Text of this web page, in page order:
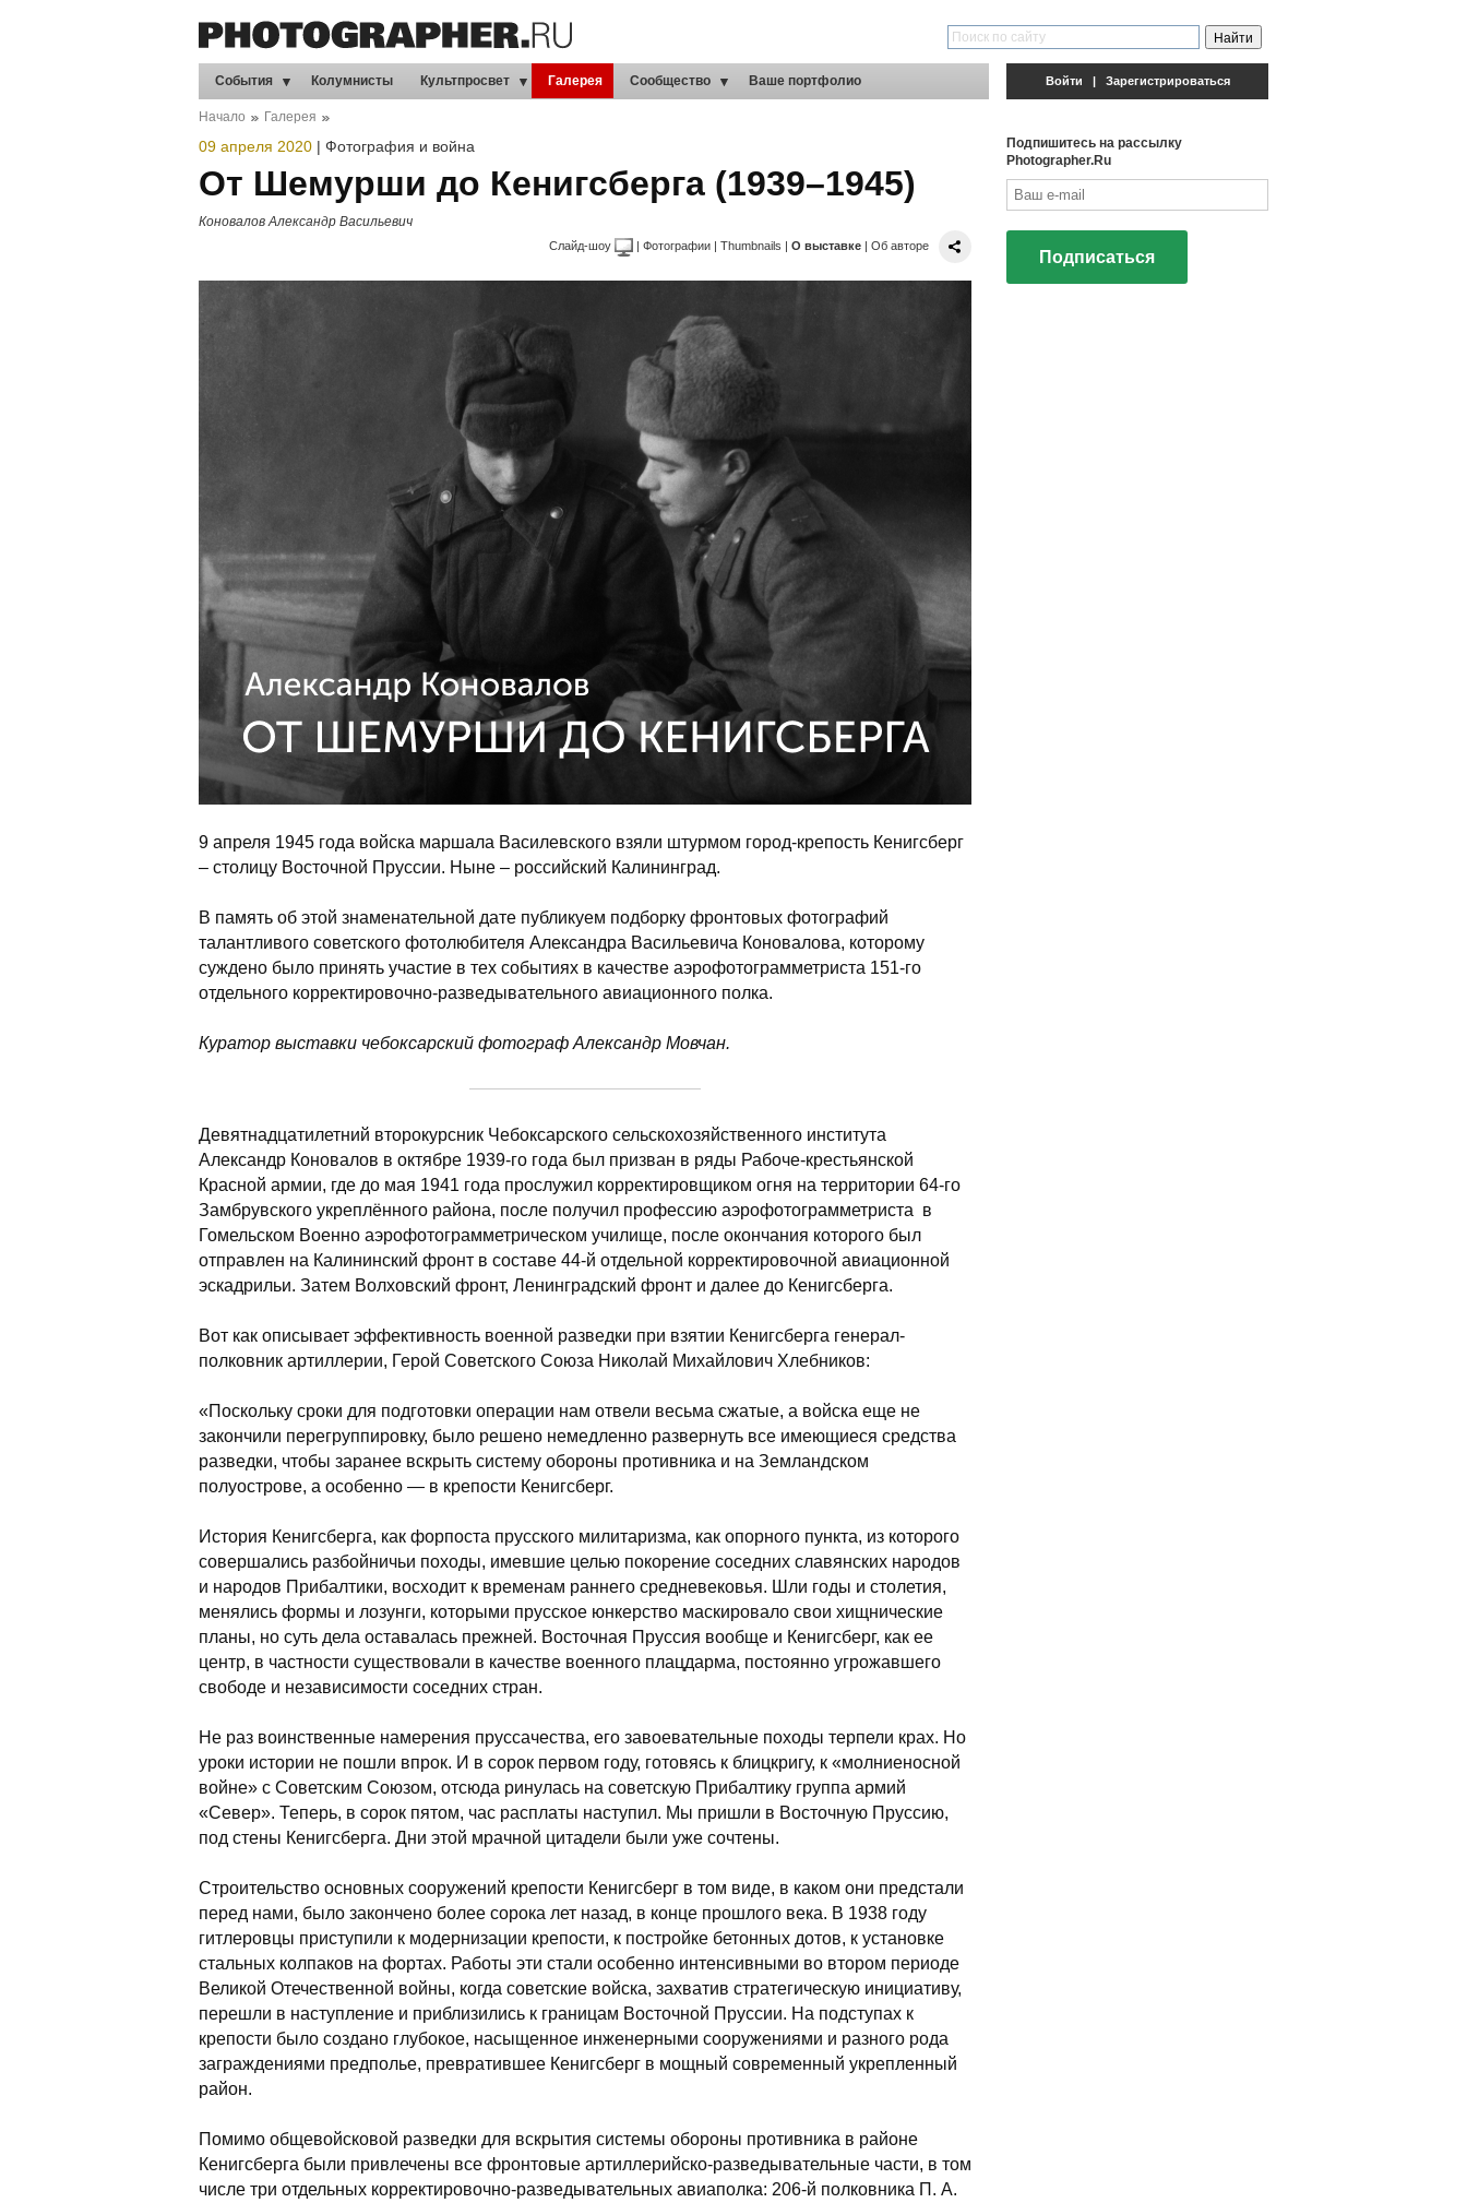
События Колумнисты Культпросвет Галерея Сообщество Ваше портфолио
Начало Галерея
09 апреля 2020 | Фотография и война
От Шемурши до Кенигсберга (1939–1945)
Коновалов Александр Васильевич
Слайд-шоу | Фотографии | Thumbnails | О выставке | Об авторе
9 апреля 1945 года войска маршала Василевского взяли штурмом город-крепость Кенигсберг
– столицу Восточной Пруссии. Ныне – российский Калининград.
В память об этой знаменательной дате публикуем подборку фронтовых фотографий
талантливого советского фотолюбителя Александра Васильевича Коновалова, которому
суждено было принять участие в тех событиях в качестве аэрофотограмметриста 151-го
отдельного корректировочно-разведывательного авиационного полка.
Куратор выставки чебоксарский фотограф Александр Мовчан.
Девятнадцатилетний второкурсник Чебоксарского сельскохозяйственного института
Александр Коновалов в октябре 1939-го года был призван в ряды Рабоче-крестьянской
Красной армии, где до мая 1941 года прослужил корректировщиком огня на территории 64-го
Замбрувского укреплённого района, после получил профессию аэрофотограмметриста в
Гомельском Военно аэрофотограмметрическом училище, после окончания которого был
отправлен на Калининский фронт в составе 44-й отдельной корректировочной авиационной
эскадрильи. Затем Волховский фронт, Ленинградский фронт и далее до Кенигсберга.
Вот как описывает эффективность военной разведки при взятии Кенигсберга генерал-
полковник артиллерии, Герой Советского Союза Николай Михайлович Хлебников:
«Поскольку сроки для подготовки операции нам отвели весьма сжатые, а войска еще не
закончили перегруппировку, было решено немедленно развернуть все имеющиеся средства
разведки, чтобы заранее вскрыть систему обороны противника и на Земландском
полуострове, а особенно — в крепости Кенигсберг.
История Кенигсберга, как форпоста прусского милитаризма, как опорного пункта, из которого
совершались разбойничьи походы, имевшие целью покорение соседних славянских народов
и народов Прибалтики, восходит к временам раннего средневековья. Шли годы и столетия,
менялись формы и лозунги, которыми прусское юнкерство маскировало свои хищнические
планы, но суть дела оставалась прежней. Восточная Пруссия вообще и Кенигсберг, как ее
центр, в частности существовали в качестве военного плацдарма, постоянно угрожавшего
свободе и независимости соседних стран.
Не раз воинственные намерения пруссачества, его завоевательные походы терпели крах. Но
уроки истории не пошли впрок. И в сорок первом году, готовясь к блицкригу, к «молниеносной
войне» с Советским Союзом, отсюда ринулась на советскую Прибалтику группа армий
«Север». Теперь, в сорок пятом, час расплаты наступил. Мы пришли в Восточную Пруссию,
под стены Кенигсберга. Дни этой мрачной цитадели были уже сочтены.
Строительство основных сооружений крепости Кенигсберг в том виде, в каком они предстали
перед нами, было закончено более сорока лет назад, в конце прошлого века. В 1938 году
гитлеровцы приступили к модернизации крепости, к постройке бетонных дотов, к установке
стальных колпаков на фортах. Работы эти стали особенно интенсивными во втором периоде
Великой Отечественной войны, когда советские войска, захватив стратегическую инициативу,
перешли в наступление и приблизились к границам Восточной Пруссии. На подступах к
крепости было создано глубокое, насыщенное инженерными сооружениями и разного рода
заграждениями предполье, превратившее Кенигсберг в мощный современный укрепленный
район.
Помимо общевойсковой разведки для вскрытия системы обороны противника в районе
Кенигсберга были привлечены все фронтовые артиллерийско-разведывательные части, в том
числе три отдельных корректировочно-разведывательных авиаполка: 206-й полковника П. А.
Войти | Зарегистрироваться